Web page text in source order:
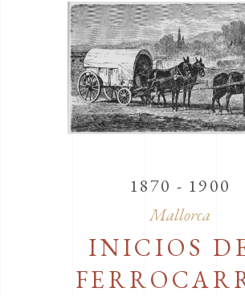
1870 - 1900
Mallorca
INICIOS